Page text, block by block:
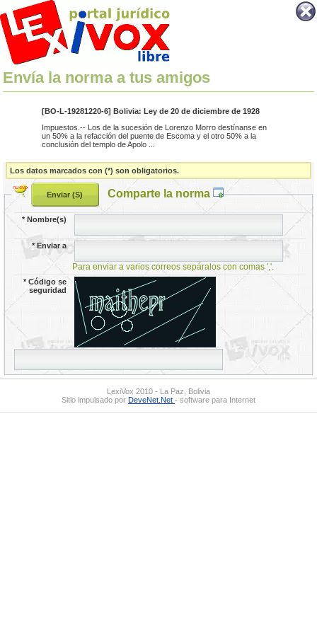
Envía la norma a tus amigos
[BO-L-19281220-6] Bolivia: Ley de 20 de diciembre de 1928
Impuestos.-- Los de la sucesión de Lorenzo Morro destínanse en
un 50% a la refacción del puente de Escoma y el otro 50% a la
conclusión del templo de Apolo ...
Los datos marcados con (*) son obligatorios.
Comparte la norma
*Nombre(s)
*Enviar a
Para enviar a varios correos sepáralos con comas ','.
*Código se
seguridad
LexiVox 2010 - La Paz, Bolivia
Sitio impulsado por DeveNet.Net - software para Internet